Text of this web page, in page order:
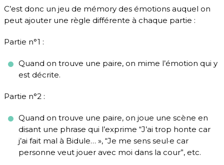
C’est donc un jeu de mémory des émotions auquel on
peut ajouter une règle différente à chaque partie :
Partie n°1 :
Quand on trouve une paire, on mime l’émotion qui y
est décrite.
Partie n°2 :
Quand on trouve une paire, on joue une scène en
disant une phrase qui l’exprime “J’ai trop honte car
j’ai fait mal à Bidule… », “Je me sens seul·e car
personne veut jouer avec moi dans la cour”, etc.